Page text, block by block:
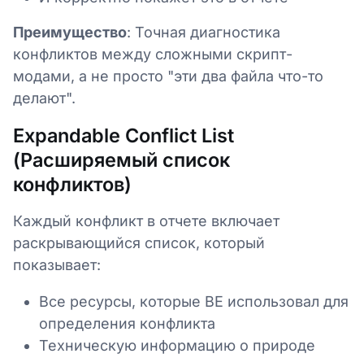
Преимущество: Точная диагностика
конфликтов между сложными скрипт-
модами, а не просто "эти два файла что-то
делают".
Expandable Conflict List
(Расширяемый список
конфликтов)
Каждый конфликт в отчете включает
раскрывающийся список, который
показывает:
Все ресурсы, которые BE использовал для
определения конфликта
Техническую информацию о природе